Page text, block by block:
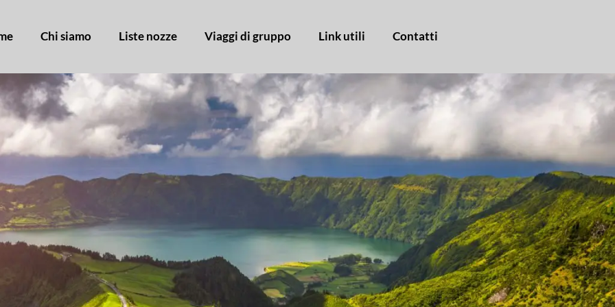
Chi siamo Liste nozze Viaggi di gruppo Link utili Contatti